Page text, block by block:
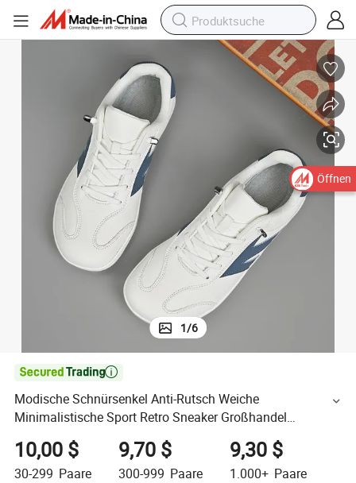
1/6

Modische Schnürsenkel Anti-Rutsch Weiche
Minimalistische Sport Retro Sneaker Großhandel
Anpassbare Flache Null-Drop Sohle Laufende Breite
Barfuß Sneaker
10,00 $
30-299 Paare
9,70 $
300-999 Paare
9,30 $
1.000+ Paare
Öffnen